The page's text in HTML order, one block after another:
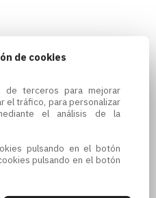
de cookies
de terceros para mejorar
el tráfico, para personalizar
el análisis de la
pulsando en el botón
pulsando en el botón